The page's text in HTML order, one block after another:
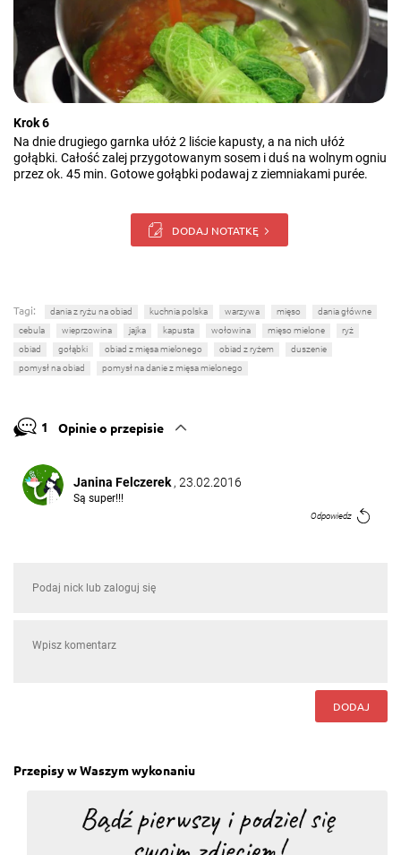
Krok 6
Na dnie drugiego garnka ułóż 2 liście kapusty, a na nich ułóż
gołąbki. Całość zalej przygotowanym sosem i duś na wolnym ogniu
przez ok. 45 min. Gotowe gołąbki podawaj z ziemniakami purée.
DODAJ NOTATKĘ
Tagi: dania z ryżu na obiad kuchnia polska warzywa mięso
dania główne
cebula
wieprzowina jajka kapusta wołowina mięso mielone
ryż
obiad
gołąbki obiad z mięsa mielonego obiad z ryżem
duszenie
pomysł na obiad
pomysł na danie z mięsa mielonego
1 Opinie o przepisie
Janina Felczerek, 23.02.2016
Są super!!!
Odpowiedz
DODAJ
Przepisy w Waszym wykonaniu